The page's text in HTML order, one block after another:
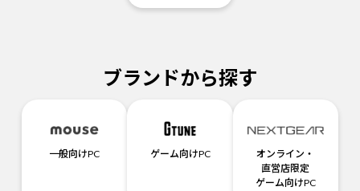
ブランドから探す
一般向けPC ゲーム向けPC
オンライン・
直営店限定
ゲーム向けPC